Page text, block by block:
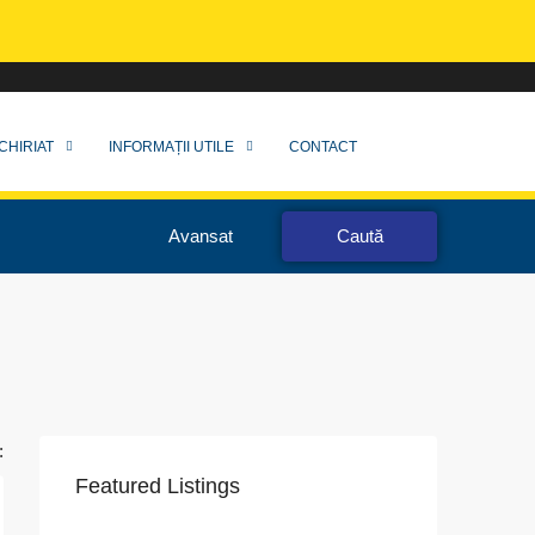
INFORMAȚII UTILE CONTACT
Avansat Caută
Featured Listings